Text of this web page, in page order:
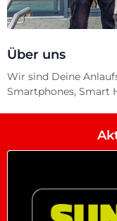
Über uns
Wir sind Deine
Smartphones, Smart